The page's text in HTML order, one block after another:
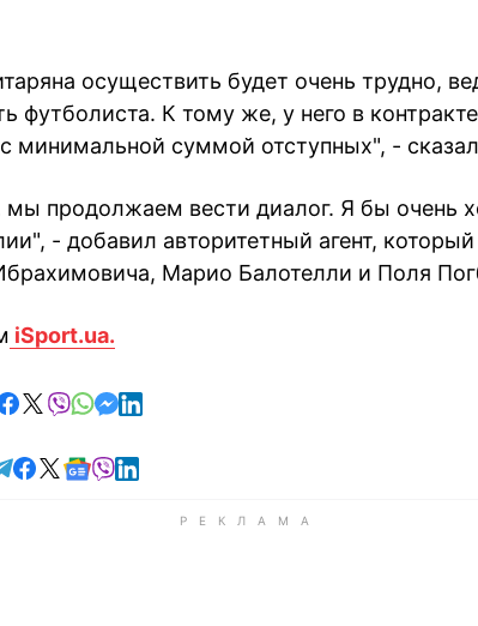
осуществить будет очень трудно,
футболиста. К тому же, у него в
минимальной суммой отступных", -
продолжаем вести диалог. Я бы очень
- добавил авторитетный агент,
Марио Балотелли и Поля
iSport.ua.
в Telegram
поделиться в Facebook
поделиться в X
отправить в Viber
отправить в Whatsapp
отправить в Messenger
отправить в LinkedIn
Читайте в Telegram
Читайте в Facebook
Читайте в X
Читайте в Google news
Читайте в Viber
Читайте в LinkedIn